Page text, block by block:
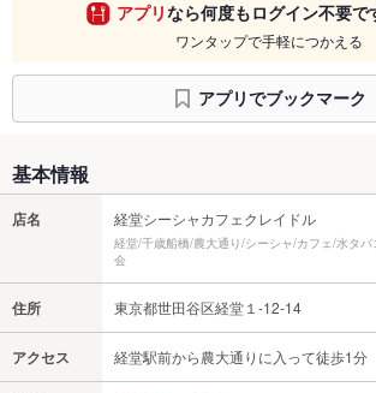
アプリなら何度もログイン不要で
ワンタップで手軽につかえる
アプリでブックマーク
基本情報
店名 経堂シーシャカフェクレイドル
経堂/千歳船橋/農大通り/シーシャ/カフェ/水タ
会
住所 東京都世田谷区経堂１-12-14
アクセス 経堂駅前から農大通りに入って徒歩1分